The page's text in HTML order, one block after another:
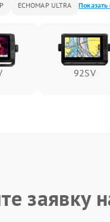
ECHOMAP ULTRA
92SV
заявку